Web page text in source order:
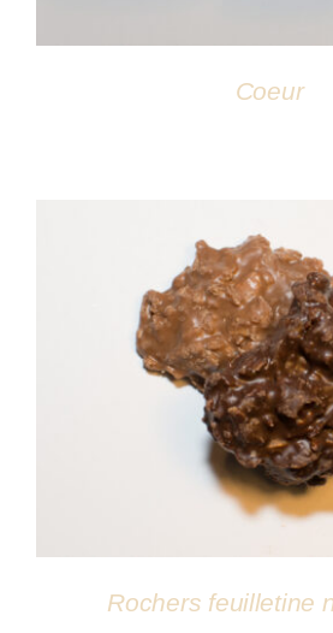
Coeur
DÉTAILS
Rochers feuilletine